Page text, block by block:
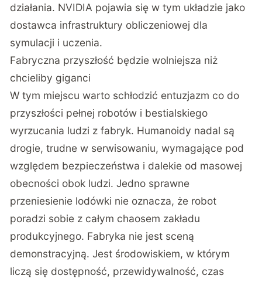
działania. NVIDIA pojawia się w tym układzie jako
dostawca infrastruktury obliczeniowej dla
symulacji i uczenia.
Fabryczna przyszłość będzie wolniejsza niż
chcieliby giganci
W tym miejscu warto schłodzić entuzjazm co do
przyszłości pełnej robotów i bestialskiego
wyrzucania ludzi z fabryk. Humanoidy nadal są
drogie, trudne w serwisowaniu, wymagające pod
względem bezpieczeństwa i dalekie od masowej
obecności obok ludzi. Jedno sprawne
przeniesienie lodówki nie oznacza, że robot
poradzi sobie z całym chaosem zakładu
produkcyjnego. Fabryka nie jest sceną
demonstracyjną. Jest środowiskiem, w którym
liczą się dostępność, przewidywalność, czas